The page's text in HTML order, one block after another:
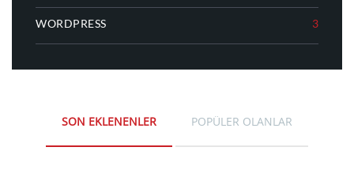
WORDPRESS 3
SON EKLENENLER POPÜLER OLANLAR